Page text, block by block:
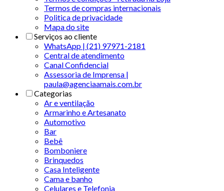
Termos de compras internacionais
Politica de privacidade
Mapa do site
Serviços ao cliente
WhatsApp | (21) 97971-2181
Central de atendimento
Canal Confidencial
Assessoria de Imprensa |
paula@agenciaamais.com.br
Categorias
Ar e ventilação
Armarinho e Artesanato
Automotivo
Bar
Bebê
Bomboniere
Brinquedos
Casa Inteligente
Cama e banho
Celulares e Telefonia